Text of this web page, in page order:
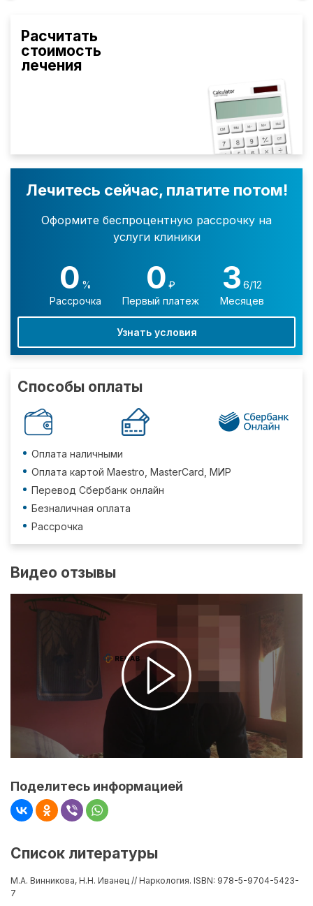
Расчитать
стоимость
лечения
Лечитесь сейчас, платите потом!
Оформите беспроцентную рассрочку на
услуги клиники
0 %
Рассрочка
0 ₽
Первый платеж
3 6/12
Месяцев
Узнать условия
Способы оплаты
Оплата наличными
Оплата картой Maestro, MasterCard, МИР
Перевод Сбербанк онлайн
Безналичная оплата
Рассрочка
Видео отзывы
Поделитесь информацией
Список литературы
М.А. Винникова, Н.Н. Иванец // Наркология. ISBN: 978-5-9704-5423-
7